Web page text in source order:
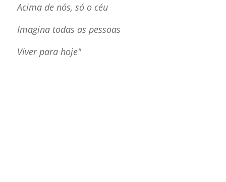
Acima de nós, só o céu
Imagina todas as pessoas
Viver para hoje"